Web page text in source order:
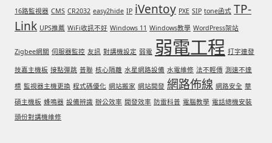
購物車
16路監視器 CMS CR2032 easy2hide IP iVentoy PXE SIP tone函式 TP-
Link UPS推薦 WiFi收訊不好 Windows 11 Windows教學 WordPress架站
Zigbee網關 伺服器監控 友訊 對講機設定 弱電 弱電工程 打字連發
技嘉主機板 接點彈跳 普聯 核心隔離 水星網路設備 水電維修 法不輕傳 測速不達
標 監視器主機更換 程式碼優化 網站搬家 網站開發 網路佈線 網路安全 華
碩主機板 蜂鳴器 設備辨識 辦公效率 開發效率 防雷科普 電腦教學 電話總機安裝
頭份對講機維修